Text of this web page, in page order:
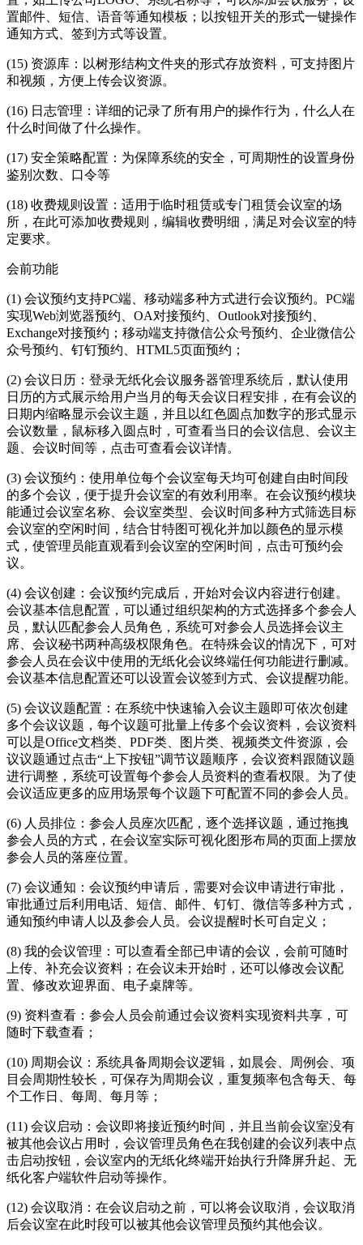
置邮件、短信、语音等通知模板；以按钮开关的形式一键操作
通知方式、签到方式等设置。
(15) 资源库：以树形结构文件夹的形式存放资料，可支持图片
和视频，方便上传会议资源。
(16) 日志管理：详细的记录了所有用户的操作行为，什么人在
什么时间做了什么操作。
(17) 安全策略配置：为保障系统的安全，可周期性的设置身份
鉴别次数、口令等
(18) 收费规则设置：适用于临时租赁或专门租赁会议室的场
所，在此可添加收费规则，编辑收费明细，满足对会议室的特
定要求。
会前功能
(1) 会议预约支持PC端、移动端多种方式进行会议预约。PC端
实现Web浏览器预约、OA对接预约、Outlook对接预约、
Exchange对接预约；移动端支持微信公众号预约、企业微信公
众号预约、钉钉预约、HTML5页面预约；
(2) 会议日历：登录无纸化会议服务器管理系统后，默认使用
日历的方式展示给用户当月的每天会议日程安排，在有会议的
日期内缩略显示会议主题，并且以红色圆点加数字的形式显示
会议数量，鼠标移入圆点时，可查看当日的会议信息、会议主
题、会议时间等，点击可查看会议详情。
(3) 会议预约：使用单位每个会议室每天均可创建自由时间段
的多个会议，便于提升会议室的有效利用率。在会议预约模块
能通过会议室名称、会议室类型、会议时间多种方式筛选目标
会议室的空闲时间，结合甘特图可视化并加以颜色的显示模
式，使管理员能直观看到会议室的空闲时间，点击可预约会
议。
(4) 会议创建：会议预约完成后，开始对会议内容进行创建。
会议基本信息配置，可以通过组织架构的方式选择多个参会人
员，默认匹配参会人员角色，系统可对参会人员选择会议主
席、会议秘书两种高级权限角色。在特殊会议的情况下，可对
参会人员在会议中使用的无纸化会议终端任何功能进行删减。
会议基本信息配置还可以设置会议签到方式、会议提醒功能。
(5) 会议议题配置：在系统中快速输入会议主题即可依次创建
多个会议议题，每个议题可批量上传多个会议资料，会议资料
可以是Office文档类、PDF类、图片类、视频类文件资源，会
议议题通过点击“上下按钮”调节议题顺序，会议资料跟随议题
进行调整，系统可设置每个参会人员资料的查看权限。为了使
会议适应更多的应用场景每个议题下可配置不同的参会人员。
(6) 人员排位：参会人员座次匹配，逐个选择议题，通过拖拽
参会人员的方式，在会议室实际可视化图形布局的页面上摆放
参会人员的落座位置。
(7) 会议通知：会议预约申请后，需要对会议申请进行审批，
审批通过后利用电话、短信、邮件、钉钉、微信等多种方式，
通知预约申请人以及参会人员。会议提醒时长可自定义；
(8) 我的会议管理：可以查看全部已申请的会议，会前可随时
上传、补充会议资料；在会议未开始时，还可以修改会议配
置、修改欢迎界面、电子桌牌等。
(9) 资料查看：参会人员会前通过会议资料实现资料共享，可
随时下载查看；
(10) 周期会议：系统具备周期会议逻辑，如晨会、周例会、项
目会周期性较长，可保存为周期会议，重复频率包含每天、每
个工作日、每周、每月等；
(11) 会议启动：会议即将接近预约时间，并且当前会议室没有
被其他会议占用时，会议管理员角色在我创建的会议列表中点
击启动按钮，会议室内的无纸化终端开始执行升降屏升起、无
纸化客户端软件启动等操作。
(12) 会议取消：在会议启动之前，可以将会议取消，会议取消
后会议室在此时段可以被其他会议管理员预约其他会议。